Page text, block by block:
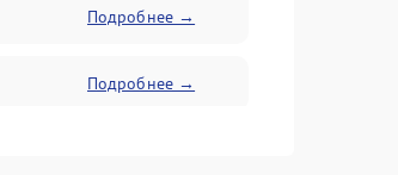
Подробнее →
Подробнее →